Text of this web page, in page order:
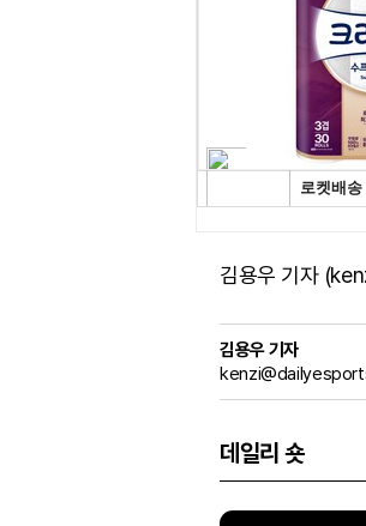
김용우 기자
김용우 기자
데일리 숏